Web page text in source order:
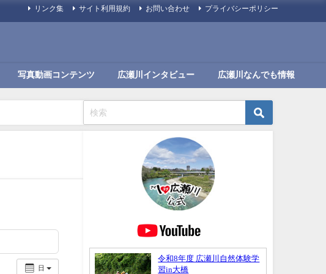
リンク集 サイト利用規約 お問い合わせ プライバシーポリシー
写真動画コンテンツ 広瀬川インタビュー 広瀬川なんでも情報
日